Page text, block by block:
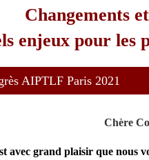
Changements
enjeux pour les
AIPTLF Paris 2021
Chère
avec grand plaisir que nous